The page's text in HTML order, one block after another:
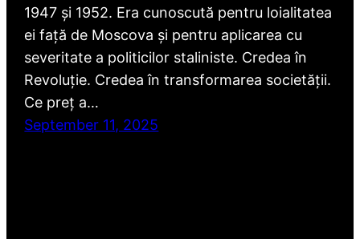
1947 și 1952. Era cunoscută pentru loialitatea
ei față de Moscova și pentru aplicarea cu
severitate a politicilor staliniste. Credea în
Revoluție. Credea în transformarea societății.
Ce preț a…
September 11, 2025